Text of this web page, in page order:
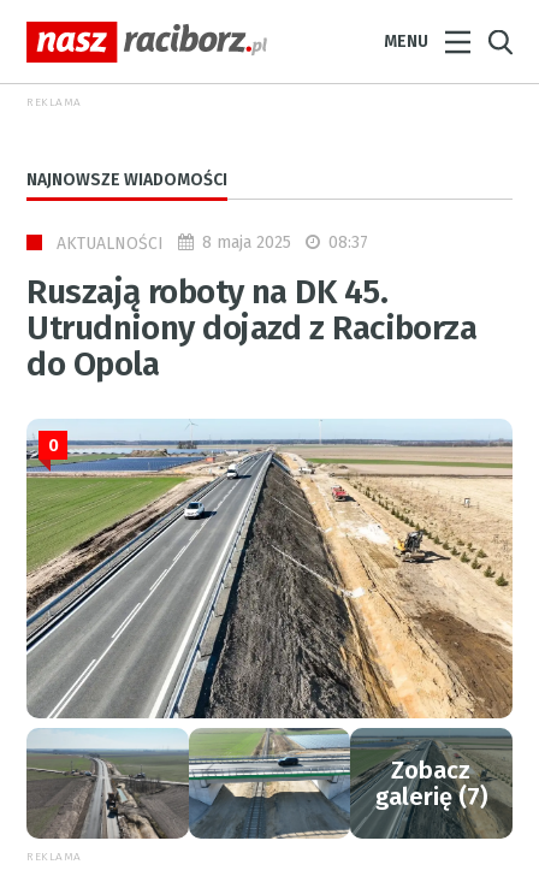
MENU
REKLAMA
NAJNOWSZE WIADOMOŚCI
AKTUALNOŚCI 8 maja 2025 08:37
Ruszają roboty na DK 45.
Utrudniony dojazd z Raciborza
do Opola
0
Zobacz
galerię (7)
REKLAMA